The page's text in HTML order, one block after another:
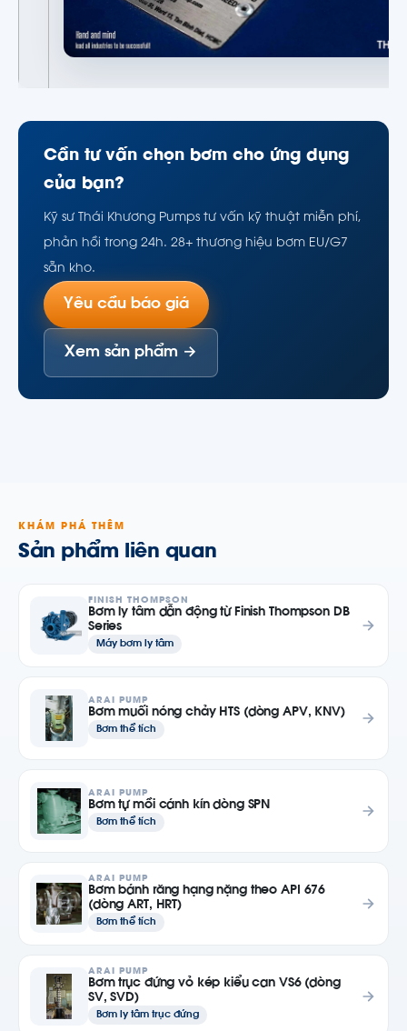
Cần tư vấn chọn bơm cho ứng dụng
của bạn?
Kỹ sư Thái Khương Pumps tư vấn kỹ thuật miễn phí,
phản hồi trong 24h. 28+ thương hiệu bơm EU/G7
sẵn kho.
Yêu cầu báo giá
Xem sản phẩm →
KHÁM PHÁ THÊM
Sản phẩm liên quan
FINISH THOMPSON
Bơm ly tâm dẫn động từ Finish Thompson DB
Series
Máy bơm ly tâm
ARAI PUMP
Bơm muối nóng chảy HTS (dòng APV, KNV)
Bơm thể tích
ARAI PUMP
Bơm tự mồi cánh kín dòng SPN
Bơm thể tích
ARAI PUMP
Bơm bánh răng hạng nặng theo API 676
(dòng ART, HRT)
Bơm thể tích
ARAI PUMP
Bơm trục đứng vỏ kép kiểu can VS6 (dòng
SV, SVD)
Bơm ly tâm trục đứng